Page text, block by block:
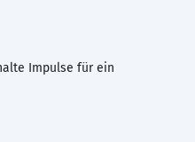
Impulse für ein